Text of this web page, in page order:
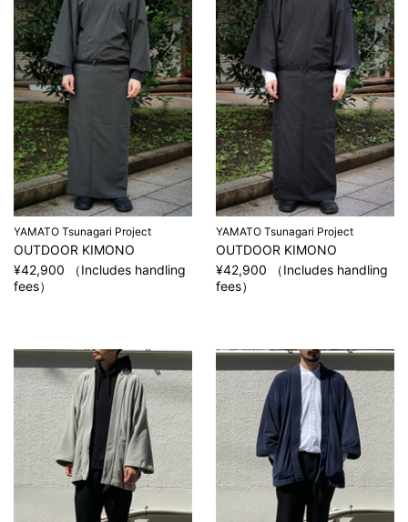
YAMATO Tsunagari Project
OUTDOOR KIMONO
¥42,900 （Includes handling
fees）
YAMATO Tsunagari Project
OUTDOOR KIMONO
¥42,900 （Includes handling
fees）